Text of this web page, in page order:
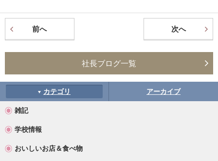
前へ 次へ
社長ブログ一覧
カテゴリ アーカイブ
雑記
学校情報
おいしいお店＆食べ物